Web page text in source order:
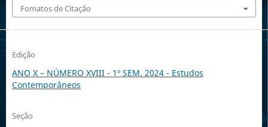
Fomatos de Citação
Edição
ANO X – NÚMERO XVIII - 1º SEM. 2024 - Estudos
Contemporâneos
Seção